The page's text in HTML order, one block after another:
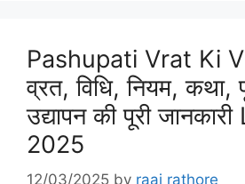
Pashupati Vrat Ki
व्रत, विधि, नियम, कथा,
उद्यापन की पूरी
2025
12/03/2025 by raaj rathore